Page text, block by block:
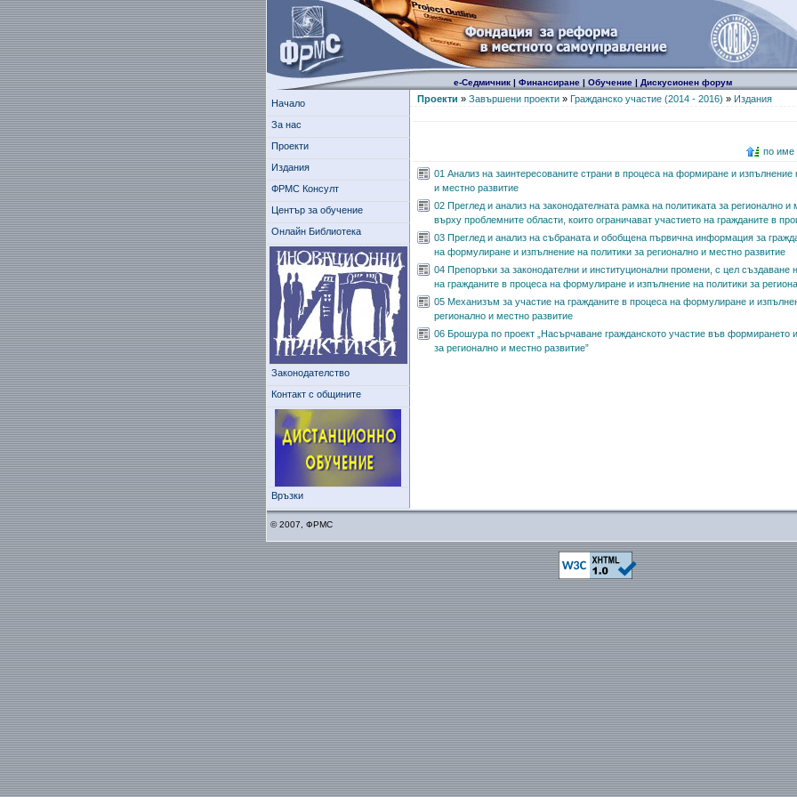
е-Седмичник| Финансиране| Обучение| Дискусионен форум
Начало
За нас
Проекти
Издания
ФРМС Консулт
Център за обучение
Онлайн Библиотека
Законодателство
Контакт с общините
Връзки
Проекти » Завършени проекти» Гражданско участие (2014 - 2016) » Издания
по име
01 Анализ на заинтересованите страни в процеса на формиране и изпълнение
и местно развитие
02 Преглед и анализ на законодателната рамка на политиката за регионално
върху проблемните области, които ограничават участието на гражданите в
03 Преглед и анализ на събраната и обобщена първична информация за
на формулиране и изпълнение на политики за регионално и местно развитие
04 Препоръки за законодателни и институционални промени, с цел създаване
на гражданите в процеса на формулиране и изпълнение на политики за
05 Механизъм за участие на гражданите в процеса на формулиране и
регионално и местно развитие
06 Брошура по проект „Насърчаване гражданското участие във формирането
за регионално и местно развитие”
© 2007, ФРМС